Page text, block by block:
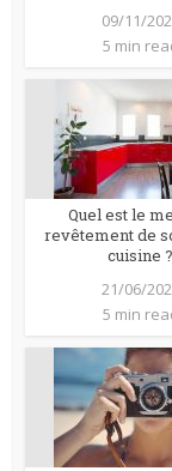
09/11/
5 min
Quel est le
revêtement de
cuisine ?
21/06/
5 min